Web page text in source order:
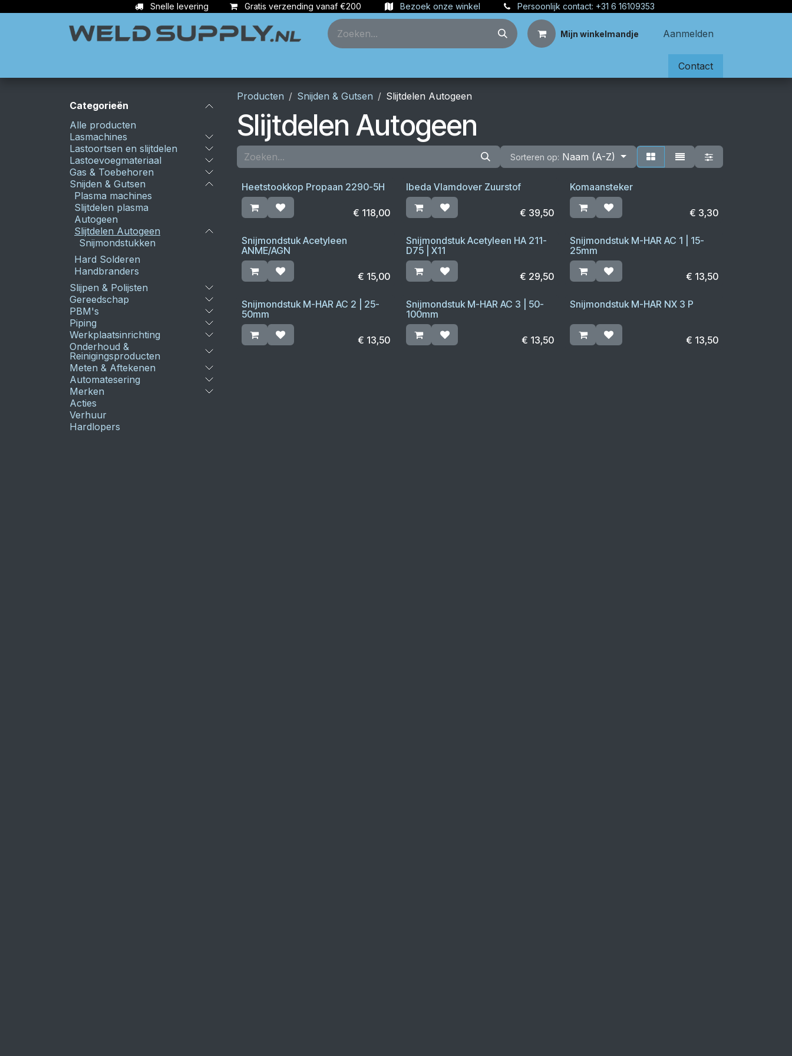
Snelle levering Gratis verzending vanaf €200 Bezoek onze winkel Persoonlijk contact: +31 6 16109353
Mijn winkelmandje Aanmelden
Contact
Categorieën
Alle producten
Lasmachines
Lastoortsen en slijtdelen
Lastoevoegmateriaal
Gas & Toebehoren
Snijden & Gutsen
Plasma machines
Slijtdelen plasma
Autogeen
Slijtdelen Autogeen
Snijmondstukken
Hard Solderen
Handbranders
Slijpen & Polijsten
Gereedschap
PBM's
Piping
Werkplaatsinrichting
Onderhoud &
Reinigingsproducten
Meten & Aftekenen
Automatesering
Merken
Acties
Verhuur
Hardlopers
Producten Snijden & Gutsen Slijtdelen Autogeen
Slijtdelen Autogeen
Sorteren op: Naam (A-Z)
Heetstookkop Propaan 2290-5H
€ 118,00
Ibeda Vlamdover Zuurstof
€ 39,50
Komaansteker
€ 3,30
Snijmondstuk Acetyleen
ANME/AGN
€ 15,00
Snijmondstuk Acetyleen HA 211-
D75 | X11
€ 29,50
Snijmondstuk M-HAR AC 1 | 15-
25mm
€ 13,50
Snijmondstuk M-HAR AC 2 | 25-
50mm
€ 13,50
Snijmondstuk M-HAR AC 3 | 50-
100mm
€ 13,50
Snijmondstuk M-HAR NX 3 P
€ 13,50